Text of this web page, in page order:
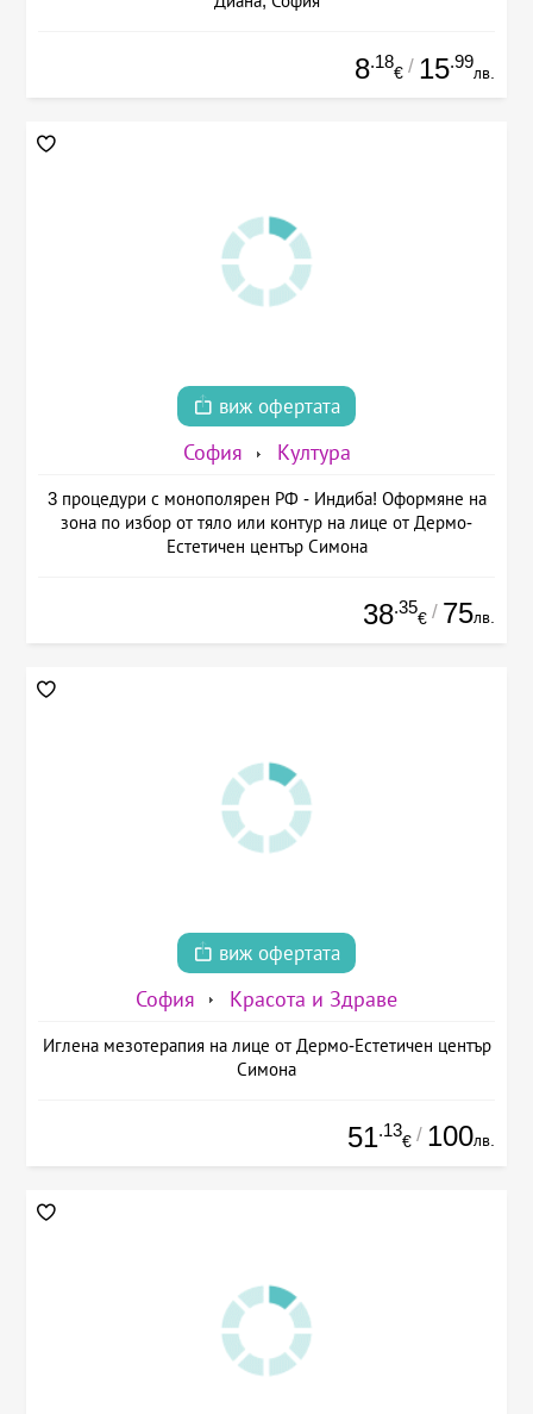
8.18
€ / 15.99
лв.
виж офертата
София Култура
3 процедури с монополярен РФ - Индиба! Оформяне на
зона по избор от тяло или контур на лице от Дермо-
Естетичен център Симона
38.35
€ / 75лв.
виж офертата
София Красота и Здраве
Иглена мезотерапия на лице от Дермо-Естетичен център
Симона
51.13
€ / 100лв.